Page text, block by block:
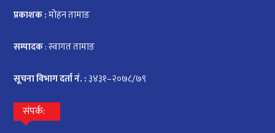
प्रकाशक :मोहन तामाङ
सम्पादक: स्वागत तामाङ
सूचना विभाग दर्ता नं. : ३४३१–२०७८/७९
संपर्क: